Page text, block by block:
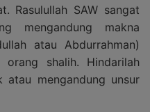
Rasulullah SAW sangat
mengandung makna
atau Abdurrahman)
shalih. Hindarilah
atau mengandung unsur